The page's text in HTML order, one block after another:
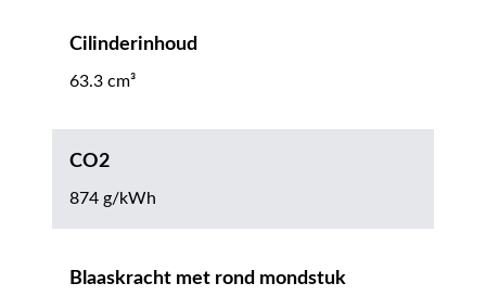
Cilinderinhoud
63.3 cm³
CO2
874 g/kWh
Blaaskracht met rond mondstuk